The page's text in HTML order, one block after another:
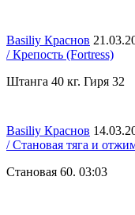
Basiliy Краснов
/ Крепость (Fortress)
Штанга 40 кг. Гиря 32
Basiliy Краснов
/ Становая тяга и
Становая 60. 03:03